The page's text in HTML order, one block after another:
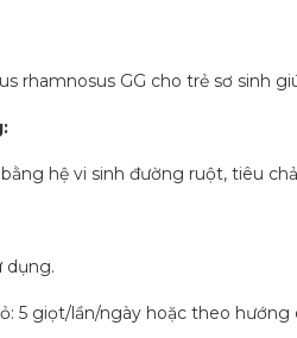
rhamnosus GG cho trẻ sơ sinh
hệ vi sinh đường ruột, tiêu
dụng.
5 giọt/lần/ngày hoặc theo